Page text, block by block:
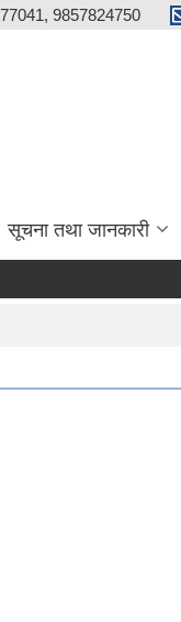
9857824750
सूचना तथा जानकारी